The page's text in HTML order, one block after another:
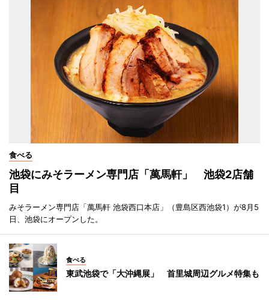
食べる
池袋にみそラーメン専門店「萬馬軒」 池袋2店舗
目
みそラーメン専門店「萬馬軒 池袋西口本店」（豊島区西池袋1）が8月5
日、池袋にオープンした。
食べる
東武池袋で「大沖縄展」 首里城周辺グルメ特集も